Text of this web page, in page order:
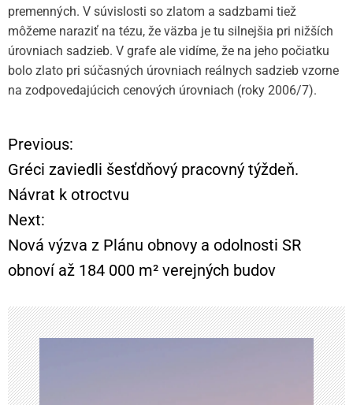
premenných. V súvislosti so zlatom a sadzbami tiež
môžeme naraziť na tézu, že väzba je tu silnejšia pri nižších
úrovniach sadzieb. V grafe ale vidíme, že na jeho počiatku
bolo zlato pri súčasných úrovniach reálnych sadzieb vzorne
na zodpovedajúcich cenových úrovniach (roky 2006/7).
N
a
v
i
g
á
c
Previous:
Gréci zaviedli šesťdňový pracovný týždeň.
Návrat k otroctvu
Next:
Nová výzva z Plánu obnovy a odolnosti SR
obnoví až 184 000 m² verejných budov